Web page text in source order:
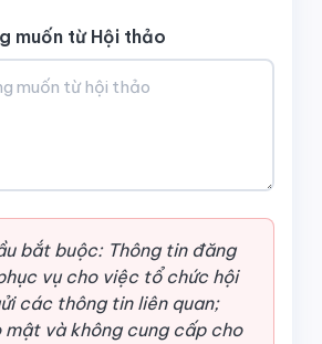
muốn từ Hội thảo
bắt buộc: Thông tin đăng
vụ cho việc tổ chức hội
các thông tin liên quan;
mật và không cung cấp cho